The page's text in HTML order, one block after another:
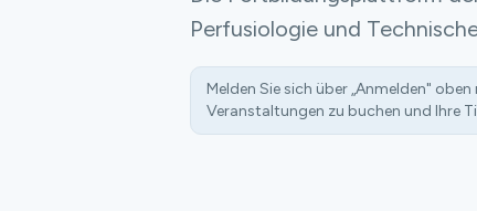
Perfusiologie und
Melden Sie sich über „Anmelden"
Veranstaltungen zu buchen und Ihre